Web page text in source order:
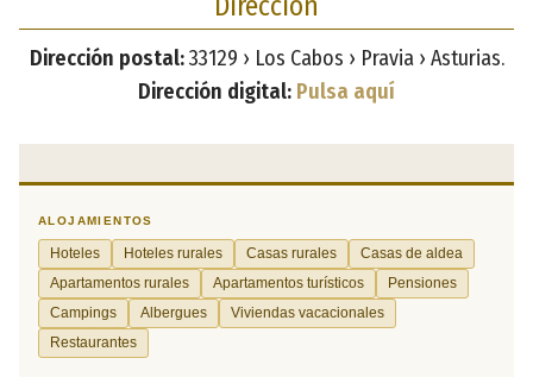
Dirección postal:33129 › Los Cabos › Pravia › Asturias.
Dirección digital: Pulsa aquí